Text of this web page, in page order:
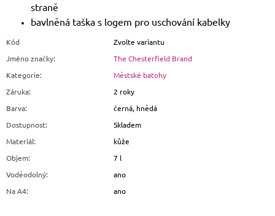
straně
bavlněná taška s logem pro uschování kabelky
Kód
Zvolte variantu
Jméno značky:
The Chesterfield Brand
Kategorie:
Městské batohy
Záruka:
2 roky
Barva:
černá, hnědá
Dostupnost:
Skladem
Materiál:
kůže
Objem:
7 l
Voděodolný:
ano
Na A4: ano